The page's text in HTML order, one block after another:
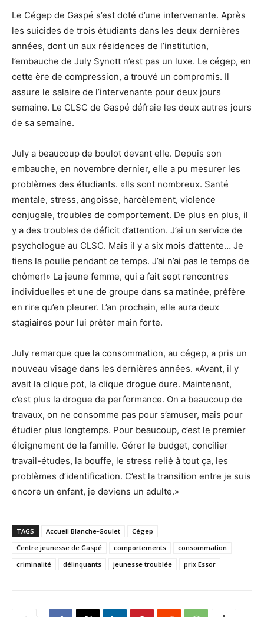
Le Cégep de Gaspé s’est doté d’une intervenante. Après
les suicides de trois étudiants dans les deux dernières
années, dont un aux résidences de l’institution,
l’embauche de July Synott n’est pas un luxe. Le cégep, en
cette ère de compression, a trouvé un compromis. Il
assure le salaire de l’intervenante pour deux jours
semaine. Le CLSC de Gaspé défraie les deux autres jours
de sa semaine.
July a beaucoup de boulot devant elle. Depuis son
embauche, en novembre dernier, elle a pu mesurer les
problèmes des étudiants. «Ils sont nombreux. Santé
mentale, stress, angoisse, harcèlement, violence
conjugale, troubles de comportement. De plus en plus, il
y a des troubles de déficit d’attention. J’ai un service de
psychologue au CLSC. Mais il y a six mois d’attente… Je
tiens la poulie pendant ce temps. J’ai n’ai pas le temps de
chômer!» La jeune femme, qui a fait sept rencontres
individuelles et une de groupe dans sa matinée, préfère
en rire qu’en pleurer. L’an prochain, elle aura deux
stagiaires pour lui prêter main forte.
July remarque que la consommation, au cégep, a pris un
nouveau visage dans les dernières années. «Avant, il y
avait la clique pot, la clique drogue dure. Maintenant,
c’est plus la drogue de performance. On a beaucoup de
travaux, on ne consomme pas pour s’amuser, mais pour
étudier plus longtemps. Pour beaucoup, c’est le premier
éloignement de la famille. Gérer le budget, concilier
travail-études, la bouffe, le stress relié à tout ça, les
problèmes d’identification. C’est la transition entre je suis
encore un enfant, je deviens un adulte.»
TAGS Accueil Blanche-Goulet
Cégep
Centre jeunesse de Gaspé
comportements
consommation
criminalité
délinquants jeunesse troublée prix Essor